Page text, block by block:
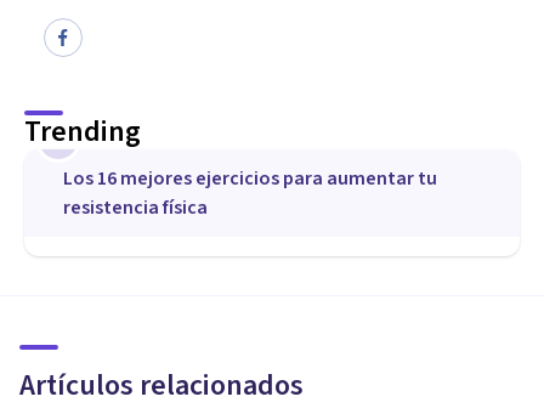
Trending
1
Los 16 mejores ejercicios para aumentar tu
resistencia física
Artículos relacionados
Psicología Deportiva